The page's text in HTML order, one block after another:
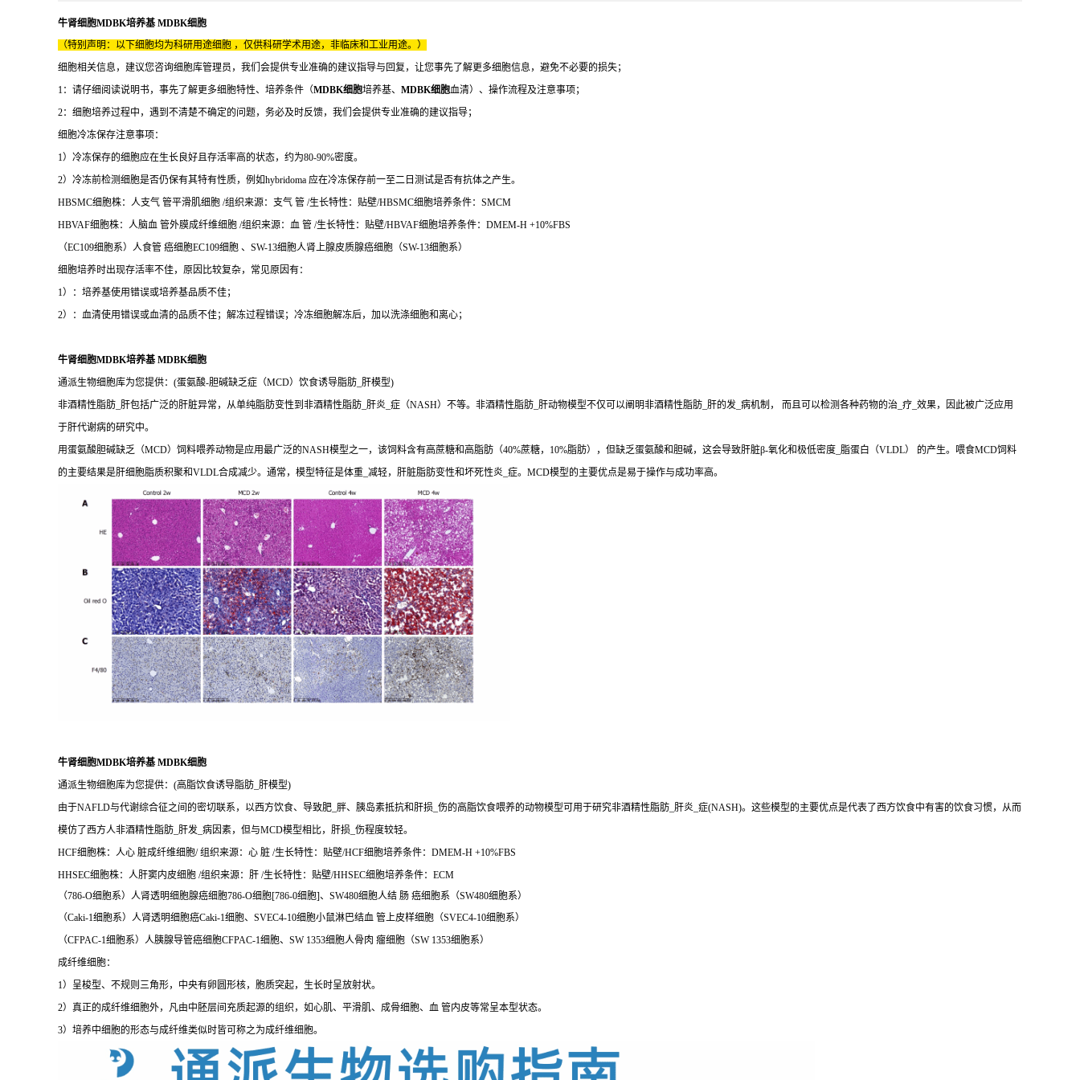
牛肾细胞MDBK培养基 MDBK细胞
（特别声明：以下细胞均为科研用途细胞 ，仅供科研学术用途，非临床和工业用途。）
细胞相关信息，建议您咨询细胞库管理员，我们会提供专业准确的建议指导与回复，让您事先了解更多细胞信息，避免不必要的损失；
1：请仔细阅读说明书，事先了解更多细胞特性、培养条件（MDBK细胞培养基、 MDBK细胞血清）、操作流程及注意事项；
2：细胞培养过程中，遇到不清楚不确定的问题，务必及时反馈，我们会提供专业准确的建议指导；
细胞冷冻保存注意事项：
1）冷冻保存的细胞应在生长良好且存活率高的状态，约为80-90%密度。
2）冷冻前检测细胞是否仍保有其特有性质，例如hybridoma 应在冷冻保存前一至二日测试是否有抗体之产生。
HBSMC细胞株：人支气 管平滑肌细胞 /组织来源：支气 管 /生长特性：贴壁/HBSMC细胞培养条件：SMCM
HBVAF细胞株：人脑血 管外膜成纤维细胞 /组织来源：血 管 /生长特性：贴壁/HBVAF细胞培养条件：DMEM-H +10%FBS
（EC109细胞系）人食管 癌细胞EC109细胞 、SW-13细胞人肾上腺皮质腺癌细胞（SW-13细胞系）
细胞培养时出现存活率不佳，原因比较复杂，常见原因有：
1）：培养基使用错误或培养基品质不佳；
2）：血清使用错误或血清的品质不佳；解冻过程错误；冷冻细胞解冻后，加以洗涤细胞和离心；
牛肾细胞MDBK培养基 MDBK细胞
通派生物细胞库为您提供：(蛋氨酸-胆碱缺乏症（MCD）饮食诱导脂肪_肝模型)
非酒精性脂肪_肝包括广泛的肝脏异常，从单纯脂肪变性到非酒精性脂肪_肝炎_症（NASH）不等。非酒精性脂肪_肝动物模型不仅可以阐明非酒精性脂肪_肝的发_病机制， 而且可以检测各种药物的治_疗_效果，因此被广泛应用
于肝代谢病的研究中。
用蛋氨酸胆碱缺乏（MCD）饲料喂养动物是应用最广泛的NASH模型之一，该饲料含有高蔗糖和高脂肪（40%蔗糖，10%脂肪），但缺乏蛋氨酸和胆碱，这会导致肝脏β-氧化和极低密度_脂蛋白（VLDL） 的产生。喂食MCD饲料
的主要结果是肝细胞脂质积聚和VLDL合成减少。通常，模型特征是体重_减轻，肝脏脂肪变性和坏死性炎_症。MCD模型的主要优点是易于操作与成功率高。
牛肾细胞MDBK培养基 MDBK细胞
通派生物细胞库为您提供：(高脂饮食诱导脂肪_肝模型)
由于NAFLD与代谢综合征之间的密切联系，以西方饮食、导致肥_胖、胰岛素抵抗和肝损_伤的高脂饮食喂养的动物模型可用于研究非酒精性脂肪_肝炎_症(NASH)。这些模型的主要优点是代表了西方饮食中有害的饮食习惯，从而
模仿了西方人非酒精性脂肪_肝发_病因素，但与MCD模型相比，肝损_伤程度较轻。
HCF细胞株：人心 脏成纤维细胞/ 组织来源：心 脏 /生长特性：贴壁/HCF细胞培养条件：DMEM-H +10%FBS
HHSEC细胞株：人肝窦内皮细胞 /组织来源：肝 /生长特性：贴壁/HHSEC细胞培养条件：ECM
（786-O细胞系）人肾透明细胞腺癌细胞786-O细胞[786-0细胞]、SW480细胞人结 肠 癌细胞系（SW480细胞系）
（Caki-1细胞系）人肾透明细胞癌Caki-1细胞、SVEC4-10细胞小鼠淋巴结血 管上皮样细胞（SVEC4-10细胞系）
（CFPAC-1细胞系）人胰腺导管癌细胞CFPAC-1细胞、SW 1353细胞人骨肉 瘤细胞（SW 1353细胞系）
成纤维细胞：
1）呈梭型、不规则三角形，中央有卵圆形核，胞质突起，生长时呈放射状。
2）真正的成纤维细胞外，凡由中胚层间充质起源的组织，如心肌、平滑肌、成骨细胞、血 管内皮等常呈本型状态。
3）培养中细胞的形态与成纤维类似时皆可称之为成纤维细胞。